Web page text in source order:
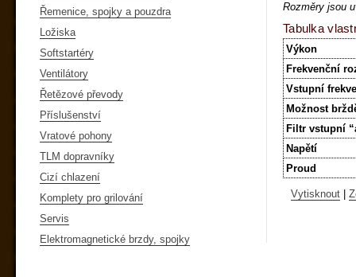
Řemenice, spojky a pouzdra
Ložiska
Softstartéry
Ventilátory
Řetězové převody
Příslušenství
Vratové pohony
TLM dopravníky
Cizí chlazení
Komplety pro grilování
Servis
Elektromagnetické brzdy, spojky
Rozměry jsou
Tabulka
Výkon
Frekvenční
Vstupní
Možnost
Filtr vstupní
Napětí
Proud
Vytisknout